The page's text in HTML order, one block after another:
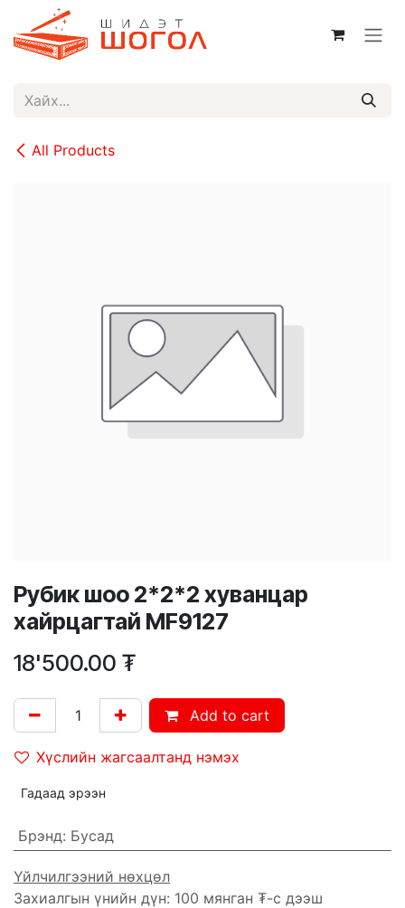
Skip to Content
All Products
Рубик шоо 2*2*2 хуванцар
хайрцагтай MF9127
18'500.00 ₮
Add to cart
Хүслийн жагсаалтанд нэмэх
Гадаад эрээн
Брэнд: Бусад
Үйлчилгээний нөхцөл
Захиалгын үнийн дүн: 100 мянган ₮-с дээш